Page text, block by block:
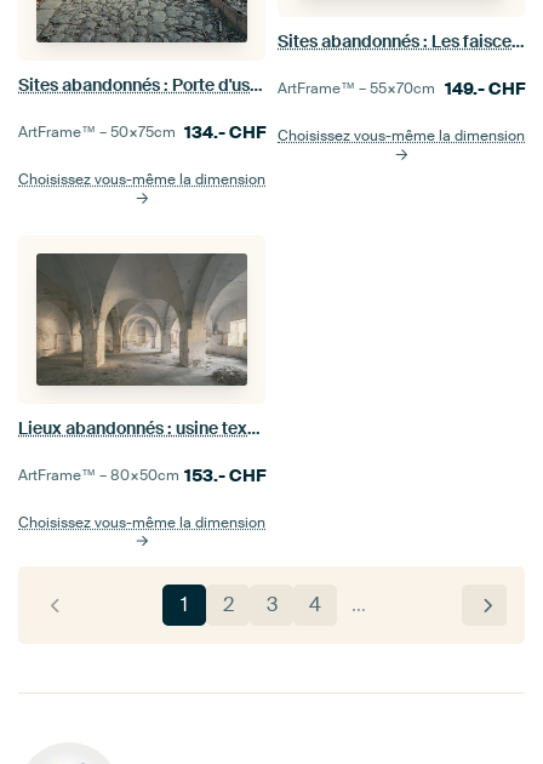
Sites abandonnés : Porte d'usine espagnole.
ArtFrame™ –50×75cm 134.-CHF
Choisissez vous-même la dimension
Sites abandonnés : Les faisceaux lumineux de l'usine Sphinx de Maastricht
ArtFrame™ –55×70cm 149.-CHF
Choisissez vous-même la dimension
Lieux abandonnés : usine textile 2
ArtFrame™ –80×50cm 153.-CHF
Choisissez vous-même la dimension
1 2 3 4 …